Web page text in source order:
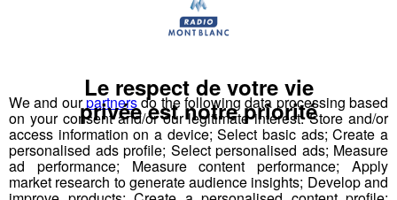
Nous vous poserons une question, a vous de faire le
Inscription par téléphone toute la journée pour
participer aux 2 tirages au sort par jour à 8h45 et 17h45.
Appelez le standard au 04 50 58 24 09
We and ourpartnersdo the following data processing based
on your consent and/or our legitimate interest: Store and/or
access information on a device; Select basic ads; Create a
personalised ads profile; Select personalised ads; Measure
ad performance; Measure content performance; Apply
market research to generate audience insights; Develop and
Le respect de votre vie
privée est notre priorité